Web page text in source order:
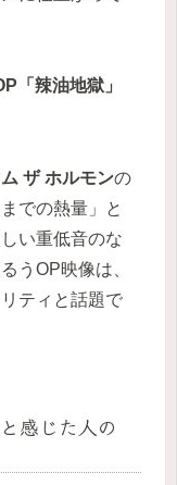
「辣油地獄」
ザ ホルモンの
での熱量」と
い重低音のな
うOP映像は、
ティと話題で
感じた人の